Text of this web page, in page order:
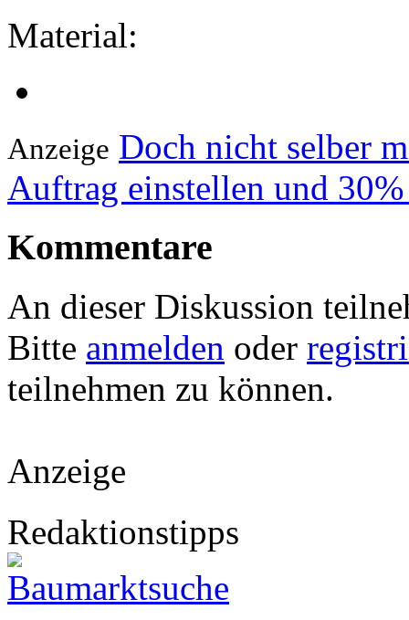
Material:
Anzeige Doch nicht selber
Auftrag einstellen und
Kommentare
An dieser Diskussion
Bitte anmelden oder
teilnehmen zu können.
Anzeige
Redaktionstipps